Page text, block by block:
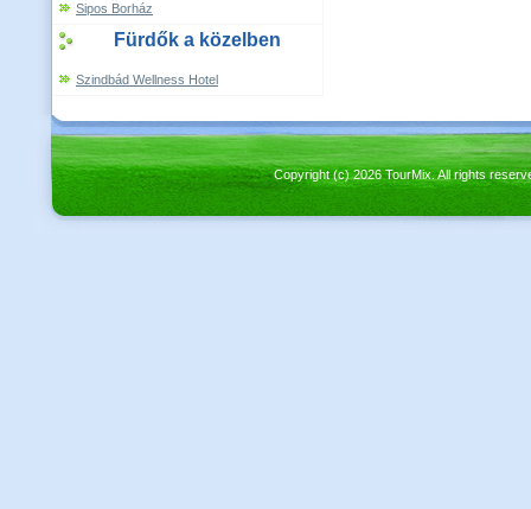
Sipos Borház
Fürdők a közelben
Szindbád Wellness Hotel
Copyright (c) 2026 TourMix. All rights